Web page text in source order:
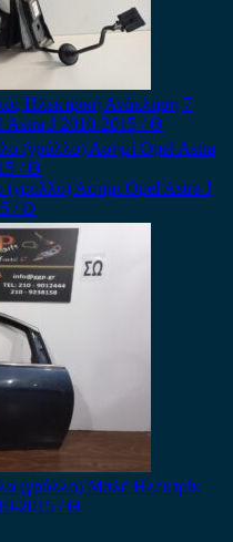
Ηλεκτρική Ανάκληση 7
Astra J 2010-2015 / Θ
(γρύλλο) Ασημί Opel Astra J
/ Θ
(γρύλλο) Μπλε Ηλεκτρίκ
2015 / Θ